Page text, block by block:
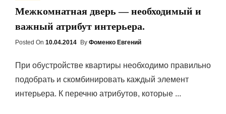
Межкомнатная дверь — необходимый и
важный атрибут интерьера.
Posted On Posted
10.04.2014 By Фоменко Евгений
При обустройстве квартиры необходимо правильно
подобрать и скомбинировать каждый элемент
интерьера. К перечню атрибутов, которые ...